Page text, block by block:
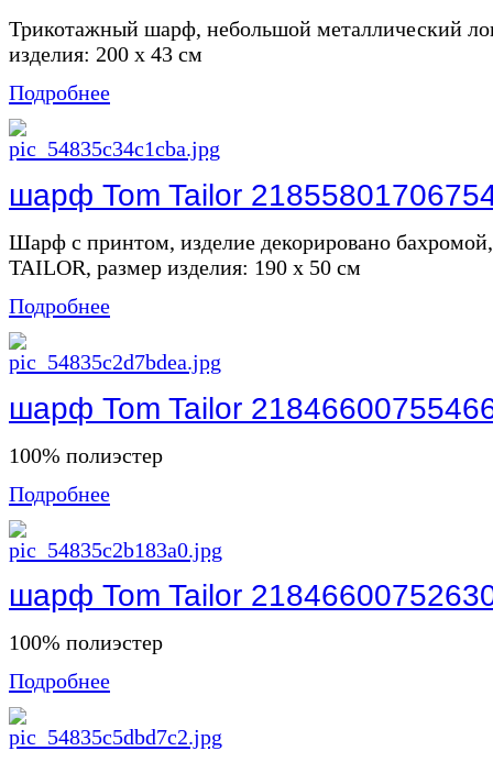
Трикотажный шарф, небольшой металлический
изделия: 200 x 43 см
Подробнее
шарф Tom Tailor
Шарф с принтом, изделие декорировано
TAILOR, размер изделия: 190 x 50 см
Подробнее
шарф Tom Tailor
100% полиэстер
Подробнее
шарф Tom Tailor
100% полиэстер
Подробнее